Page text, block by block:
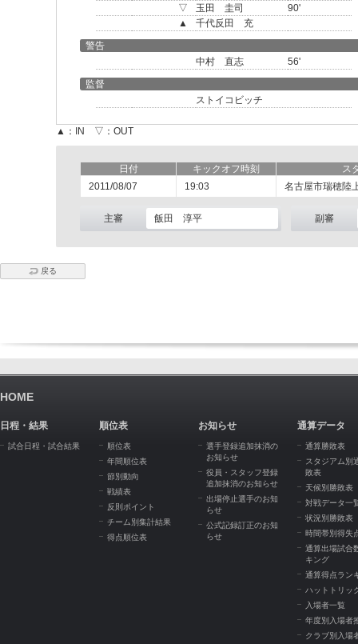
▽
玉田 圭司
90'
▲
千代反田 充
警告
中村 直志
56'
監督
ストイコビッチ
▲：IN ▽：OUT
日付 キックオフ時刻
ス
2011/08/07
19:03 名古屋市瑞穂陸
主審 飯田 淳平 副審
戻る
HOME
日程・結果
試合日程・試合結果
順位表
順位表
年間順位表
節別動向
戦績表
反則ポイント
チーム別集計結果
得点順位表
お知らせ
選手登録追加抹消の
お知らせ
役員・スタッフ登録
追加抹消のお知らせ
出場停止選手のお知
らせ
公式記録訂正のお知
らせ
通算データ
通算勝敗表
スタジアム別
敗表
天候別勝敗表
対戦データ一
状況別勝敗表
時間帯別得失
通算出場試合
キング
通算得点ラン
ハットトリッ
入場者一覧
年度別入場者
クラブ別入場